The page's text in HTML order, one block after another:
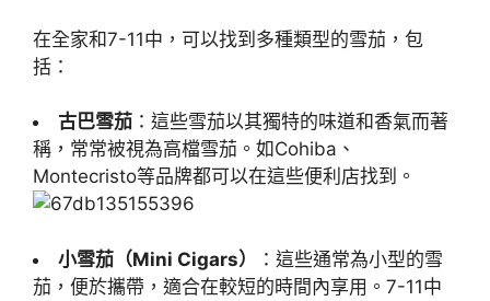
在全家和7-11中，可以找到多種類型的雪茄，包
括：
古巴雪茄 ：這些雪茄以其獨特的味道和香氣而著
稱，常常被視為高檔雪茄。如Cohiba、
Montecristo等品牌都可以在這些便利店找到。
小雪茄（Mini Cigars）
：這些通常為小型的雪
茄，便於攜帶，適合在較短的時間內享用。7-11中